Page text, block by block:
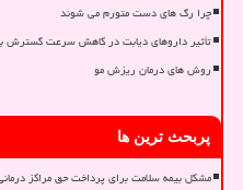
چرا رگ های دست متورم می شوند
تأثیر داروهای دیابت در کاهش سرعت گسترش
روش های درمان ریزش مو
پربحث ترین ها
مشکل بیمه سلامت برای پرداخت حق مراکز